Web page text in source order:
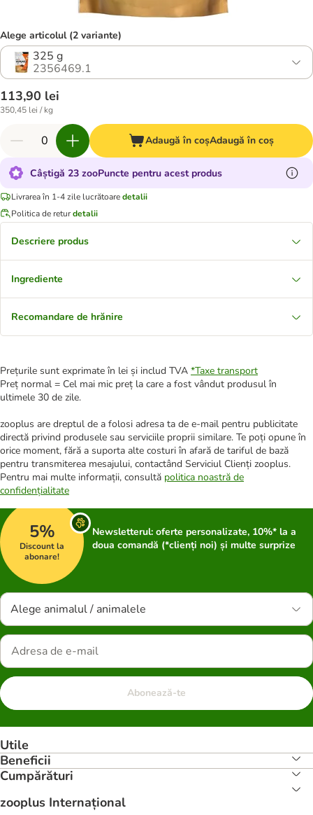
Alege articolul (2 variante)
325 g
2356469.1
113,90 lei
350,45 lei / kg
Adaugă în coșAdaugă în coș
Câștigă 23 zooPuncte pentru acest produs
Livrarea în 1-4 zile lucrătoaredetalii
Politica de returdetalii
Descriere produs
Ingrediente
Recomandare de hrănire
Prețurile sunt exprimate în lei și includ TVA *Taxe transport
Preț normal = Cel mai mic preț la care a fost vândut produsul în
ultimele 30 de zile.
zooplus are dreptul de a folosi adresa ta de e-mail pentru publicitate
directă privind produsele sau serviciile proprii similare. Te poți opune în
orice moment, fără a suporta alte costuri în afară de tariful de bază
pentru transmiterea mesajului, contactând Serviciul Clienți zooplus.
Pentru mai multe informații, consultă politica noastră de
confidențialitate
5%
Discount la
abonare!
Newsletterul: oferte personalizate, 10%* la a
doua comandă (*clienți noi) și multe surprize
Alege animalul / animalele
Abonează-te
Utile
Beneficii
Cumpărături
zooplus Internațional